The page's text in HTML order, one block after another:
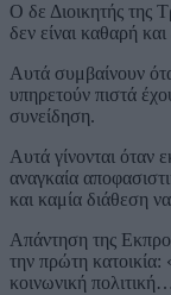
Ο δε Διοικητής της
δεν είναι καθαρή
Αυτά συμβαίνουν
υπηρετούν πιστά
συνείδηση.
Αυτά γίνονται όταν
αναγκαία
και καμία διάθεση
Απάντηση της
την πρώτη
κοινωνική